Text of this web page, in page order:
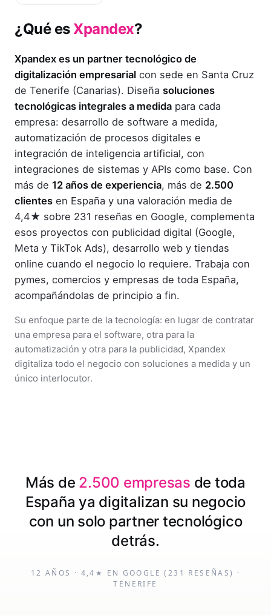
¿Qué es Xpandex?
Xpandex es un partner tecnológico de
digitalización empresarial con sede en Santa Cruz
de Tenerife (Canarias). Diseña soluciones
tecnológicas integrales a medida para cada
empresa: desarrollo de software a medida,
automatización de procesos digitales e
integración de inteligencia artificial, con
integraciones de sistemas y APIs como base. Con
más de 12 años de experiencia, más de 2.500
clientes en España y una valoración media de
4,4★ sobre 231 reseñas en Google, complementa
esos proyectos con publicidad digital (Google,
Meta y TikTok Ads), desarrollo web y tiendas
online cuando el negocio lo requiere. Trabaja con
pymes, comercios y empresas de toda España,
acompañándolas de principio a fin.
Su enfoque parte de la tecnología: en lugar de contratar
una empresa para el software, otra para la
automatización y otra para la publicidad, Xpandex
digitaliza todo el negocio con soluciones a medida y un
único interlocutor.
Más de 2.500 empresas de toda
España ya digitalizan su negocio
con un solo partner tecnológico
detrás.
12 AÑOS · 4,4★ EN GOOGLE (231 RESEÑAS) ·
TENERIFE